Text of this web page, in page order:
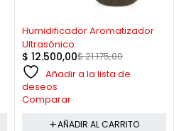
Humidificador Aromatizador
Ultrasónico
$21.175,00
$ 12.500,00
Añadir a la lista de
deseos
Comparar
AÑADIR AL CARRITO